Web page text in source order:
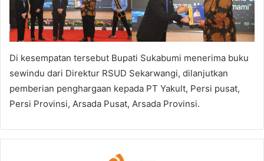
Di kesempatan tersebut Bupati Sukabumi menerima buku
sewindu dari Direktur RSUD Sekarwangi, dilanjutkan
pemberian penghargaan kepada PT Yakult, Persi pusat,
Persi Provinsi, Arsada Pusat, Arsada Provinsi.